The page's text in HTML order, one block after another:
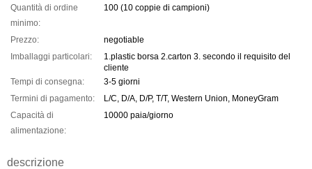
Quantità di ordine
minimo:
100 (10 coppie di campioni)
Prezzo:
negotiable
Imballaggi particolari:
1.plastic borsa 2.carton 3. secondo il requisito del
cliente
Tempi di consegna:
3-5 giorni
Termini di pagamento:
L/C, D/A, D/P, T/T, Western Union, MoneyGram
Capacità di
alimentazione:
10000 paia/giorno
descrizione